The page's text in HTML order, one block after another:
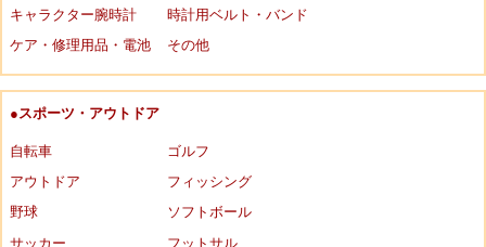
キャラクター腕時計
時計用ベルト・バンド
ケア・修理用品・電池
その他
●スポーツ・アウトドア
自転車
ゴルフ
アウトドア
フィッシング
野球
ソフトボール
サッカー
フットサル